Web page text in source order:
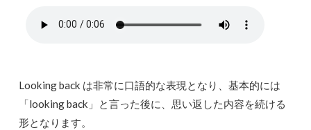
Looking back は非常に口語的な表現となり、基本的には
「looking back」と言った後に、思い返した内容を続ける
形となります。